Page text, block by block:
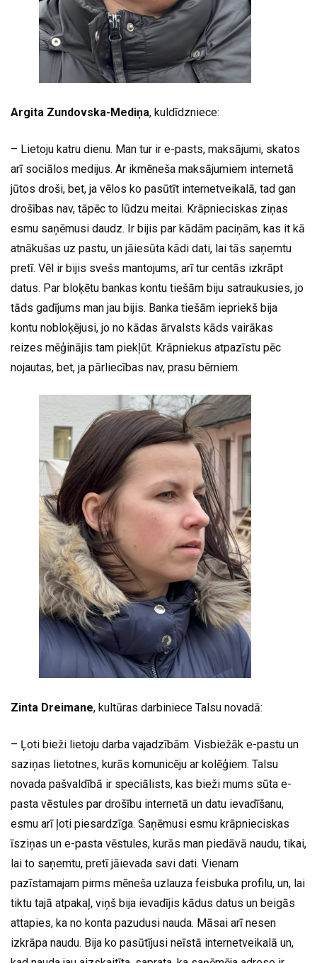
Argita Zundovska-Mediņa, kuldīdzniece:
– Lietoju katru dienu. Man tur ir e-pasts, maksājumi, skatos
arī sociālos medijus. Ar ikmēneša maksājumiem internetā
jūtos droši, bet, ja vēlos ko pasūtīt internetveikalā, tad gan
drošības nav, tāpēc to lūdzu meitai. Krāpnieciskas ziņas
esmu saņēmusi daudz. Ir bijis par kādām paciņām, kas it kā
atnākušas uz pastu, un jāiesūta kādi dati, lai tās saņemtu
pretī. Vēl ir bijis svešs mantojums, arī tur centās izkrāpt
datus. Par bloķētu bankas kontu tiešām biju satraukusies, jo
tāds gadījums man jau bijis. Banka tiešām iepriekš bija
kontu nobloķējusi, jo no kādas ārvalsts kāds vairākas
reizes mēģinājis tam piekļūt. Krāpniekus atpazīstu pēc
nojautas, bet, ja pārliecības nav, prasu bērniem.
Zinta Dreimane, kultūras darbiniece Talsu novadā:
– Ļoti bieži lietoju darba vajadzībām. Visbiežāk e-pastu un
saziņas lietotnes, kurās komunicēju ar kolēģiem. Talsu
novada pašvaldībā ir speciālists, kas bieži mums sūta e-
pasta vēstules par drošību internetā un datu ievadīšanu,
esmu arī ļoti piesardzīga. Saņēmusi esmu krāpnieciskas
īsziņas un e-pasta vēstules, kurās man piedāvā naudu, tikai,
lai to saņemtu, pretī jāievada savi dati. Vienam
pazīstamajam pirms mēneša uzlauza feisbuka profilu, un, lai
tiktu tajā atpakaļ, viņš bija ievadījis kādus datus un beigās
attapies, ka no konta pazudusi nauda. Māsai arī nesen
izkrāpa naudu. Bija ko pasūtījusi neīstā internetveikalā un,